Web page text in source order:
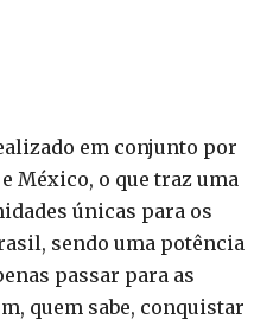
em conjunto por
México, o que traz uma
únicas para os
sendo uma potência
passar para as
quem sabe, conquistar